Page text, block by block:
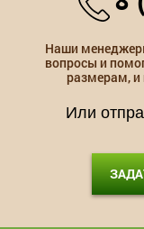
Наши
вопросы и
размерам,
Или